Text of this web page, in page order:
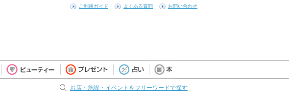
ご利用ガイド よくある質問 お問い合わせ
お店・施設・イベントをフリーワードで探す